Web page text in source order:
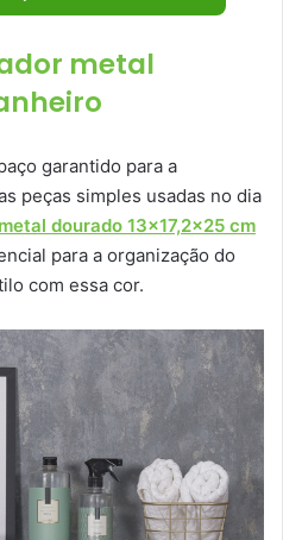
metal
garantido para a
peças simples usadas no dia
dourado 13×17,2×25 cm
para a organização do
com essa cor.